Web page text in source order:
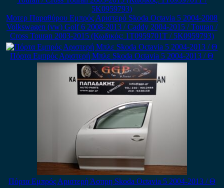
Μοτερ Παραθύρου Εμπρός Αριστερό Skoda Octavia 5 2004-2008
Volkswagen (vw) Golf 6 2008-2013 / Caddy 2004-2015 / Touran /
Cross Touran 2003-2015 (Κωδικός: 1T0959701T / 5K0959793)
Πόρτα Εμπρός Αριστερή Μπλε Skoda Octavia 5 2004-2013 / Θ
Πόρτα Εμπρός Αριστερή Άσπρη Skoda Octavia 5 2004-2013 / Θ